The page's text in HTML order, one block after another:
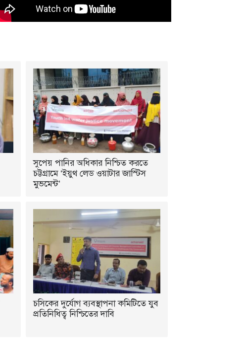
সুপেয় পানির অধিকার নিশ্চিত করতে
চট্টগ্রামে ‘ইয়ুথ লেড ওয়াটার জাস্টিস
মুভমেন্ট’
চসিকের দুর্যোগ ব্যবস্থাপনা কমিটিতে যুব
প্রতিনিধিত্ব নিশ্চিতের দাবি